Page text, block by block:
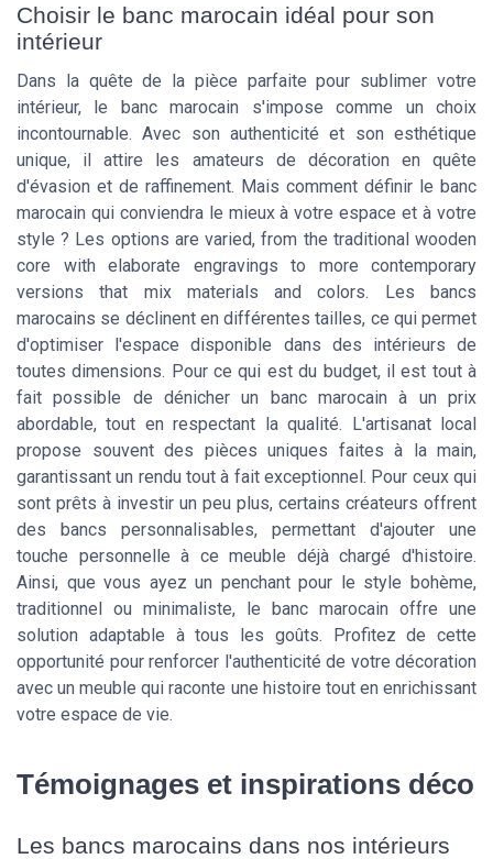
Choisir le banc marocain idéal pour son
intérieur
Dans la quête de la pièce parfaite pour sublimer votre
intérieur, le banc marocain s'impose comme un choix
incontournable. Avec son authenticité et son esthétique
unique, il attire les amateurs de décoration en quête
d'évasion et de raffinement. Mais comment définir le banc
marocain qui conviendra le mieux à votre espace et à votre
style ? Les options are varied, from the traditional wooden
core with elaborate engravings to more contemporary
versions that mix materials and colors. Les bancs
marocains se déclinent en différentes tailles, ce qui permet
d'optimiser l'espace disponible dans des intérieurs de
toutes dimensions. Pour ce qui est du budget, il est tout à
fait possible de dénicher un banc marocain à un prix
abordable, tout en respectant la qualité. L'artisanat local
propose souvent des pièces uniques faites à la main,
garantissant un rendu tout à fait exceptionnel. Pour ceux qui
sont prêts à investir un peu plus, certains créateurs offrent
des bancs personnalisables, permettant d'ajouter une
touche personnelle à ce meuble déjà chargé d'histoire.
Ainsi, que vous ayez un penchant pour le style bohème,
traditionnel ou minimaliste, le banc marocain offre une
solution adaptable à tous les goûts. Profitez de cette
opportunité pour renforcer l'authenticité de votre décoration
avec un meuble qui raconte une histoire tout en enrichissant
votre espace de vie.
Témoignages et inspirations déco
Les bancs marocains dans nos intérieurs